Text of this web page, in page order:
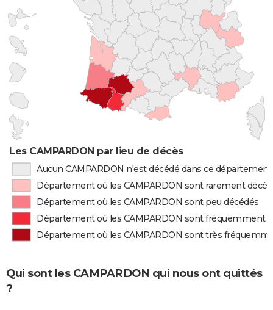
Les CAMPARDON par lieu de décès
Aucun CAMPARDON n'est décédé dans ce département
Département où les CAMPARDON sont rarement
Département où les CAMPARDON sont peu décédés
Département où les CAMPARDON sont fréquemment
Département où les CAMPARDON sont très
Qui sont les CAMPARDON qui nous ont quittés
?